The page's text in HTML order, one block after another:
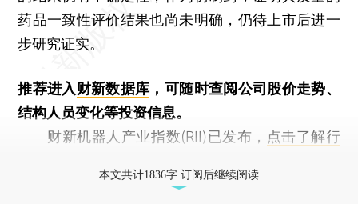
药品一致性评价结果也尚未明确，仍待上市后进一
步研究证实。
推荐进入财新数据库 ，可随时查阅公司股价走势、
结构人员变化等投资信息。
财新机器人产业指数(RII)已发布， 点击了解行
本文共计1836字 订阅后继续阅读